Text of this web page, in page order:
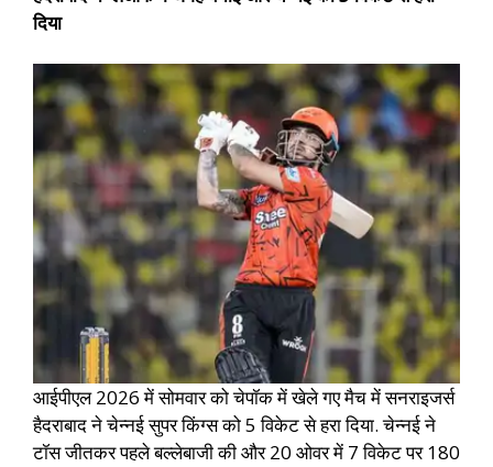
दिया
आईपीएल 2026 में सोमवार को चेपॉक में खेले गए मैच में सनराइजर्स
हैदराबाद ने चेन्नई सुपर किंग्स को 5 विकेट से हरा दिया. चेन्नई ने
टॉस जीतकर पहले बल्लेबाजी की और 20 ओवर में 7 विकेट पर 180